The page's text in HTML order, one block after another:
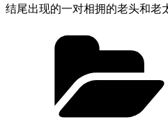
结尾出现的一对相拥的老头和老